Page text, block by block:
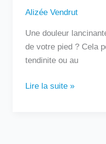
Alizée Vendrut
Une douleur
de votre pied ? Cela
tendinite ou au
nerf
Lire la suite »